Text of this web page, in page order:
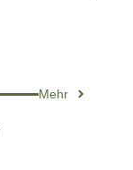
Mehr